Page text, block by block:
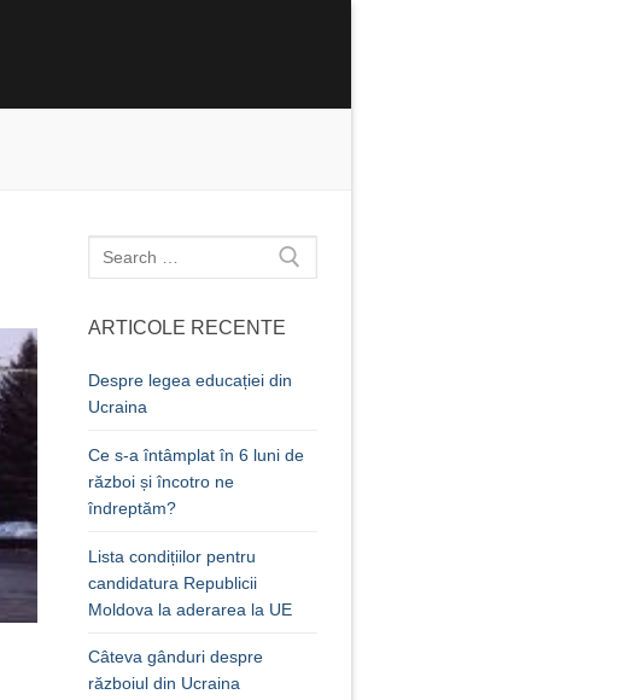
Caută
după:
ARTICOLE RECENTE
Despre legea educației din
Ucraina
Ce s-a întâmplat în 6 luni de
război și încotro ne
îndreptăm?
Lista condițiilor pentru
candidatura Republicii
Moldova la aderarea la UE
Câteva gânduri despre
războiul din Ucraina